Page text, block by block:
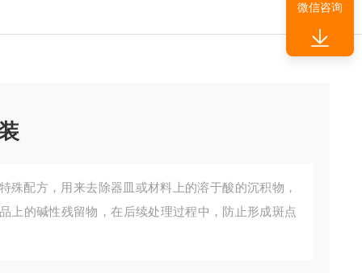
殊配方，用来去除器皿或材料上的溶于酸的沉积物，
上的碱性残留物，在后续处理过程中，防止形成斑点
微信咨询